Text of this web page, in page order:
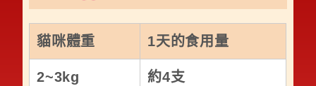
貓咪體重 1天的食用量
2~3kg 約4支